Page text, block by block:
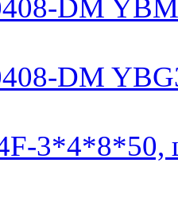
DM
DM
3*4*8*50,